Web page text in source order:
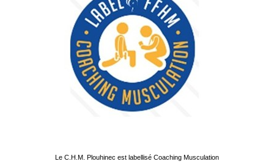
Le C.H.M. Plouhinec est labellisé Coaching Musculation